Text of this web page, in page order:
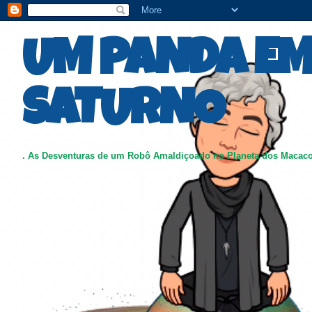
UM PANDA
SATURNO
. As Desventuras de um Robô Amaldiçoado no Planeta dos